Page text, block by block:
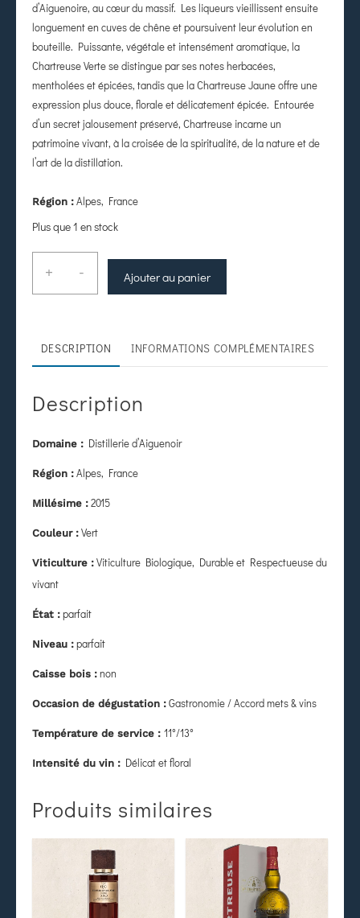
d’Aiguenoire, au cœur du massif. Les liqueurs vieillissent ensuite
longuement en cuves de chêne et poursuivent leur évolution en
bouteille. Puissante, végétale et intensément aromatique, la
Chartreuse Verte se distingue par ses notes herbacées,
mentholées et épicées, tandis que la Chartreuse Jaune offre une
expression plus douce, florale et délicatement épicée. Entourée
d’un secret jalousement préservé, Chartreuse incarne un
patrimoine vivant, à la croisée de la spiritualité, de la nature et de
l’art de la distillation.
Région : Alpes, France
Plus que 1 en stock
+ - Ajouter au panier
DESCRIPTION INFORMATIONS COMPLÉMENTAIRES
Description
Domaine : Distillerie d’Aiguenoir
Région : Alpes, France
Millésime : 2015
Couleur : Vert
Viticulture : Viticulture Biologique, Durable et Respectueuse du
vivant
État : parfait
Niveau : parfait
Caisse bois : non
Occasion de dégustation : Gastronomie / Accord mets & vins
Température de service : 11°/13°
Intensité du vin : Délicat et floral
Produits similaires